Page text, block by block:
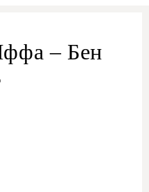
– Бен